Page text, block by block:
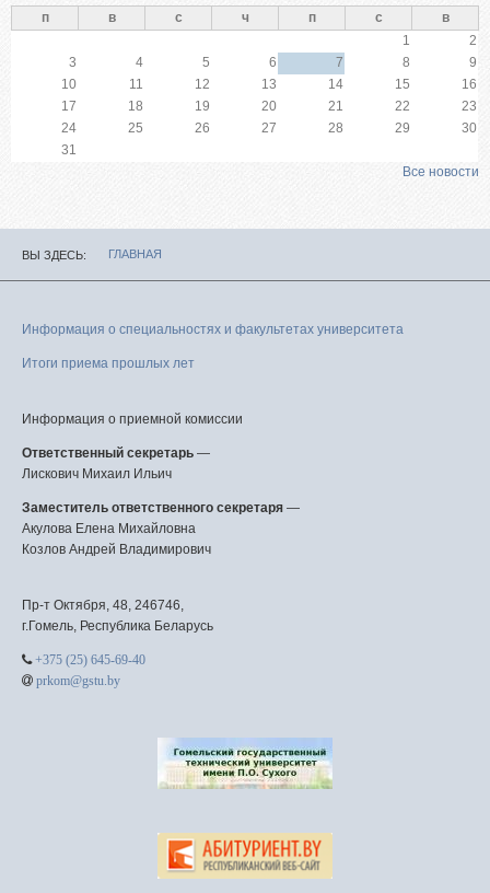
п в с ч п с
в
1
2
3
4 5 6 7 8
9
10
11 12 13 14 15
16
17
18 19 20 21 22
23
24
25 26 27 28 29
30
31
Все новости
ВЫ ЗДЕСЬ ГЛАВНАЯ
Информация о специальностях и факультетах университета
Итоги приема прошлых лет
Информация о приемной комиссии
Ответственный секретарь —
Лискович Михаил Ильич
Заместитель ответственного секретаря —
Акулова Елена Михайловна
Козлов Андрей Владимирович
Пр-т Октября, 48, 246746,
г.Гомель, Республика Беларусь
+375 (25) 645-69-40
prkom@gstu.by